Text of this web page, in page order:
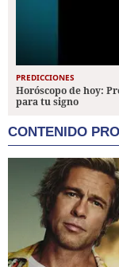
PREDICCIONES
Horóscopo de hoy:
para tu signo
CONTENIDO